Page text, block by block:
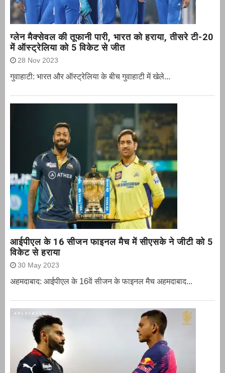
ग्‍लेन मैक्‍सेवल की तूफानी पारी, भारत को हराया, तीसरे टी-20
में ऑस्ट्रेलिया को 5 विकेट से जीत
28 Nov 2023
गुवाहाटी: भारत और ऑस्‍ट्रेलिया के बीच गुवाहाटी में खेले...
आईपीएल के 16 सीजन फाइनल मैच में सीएसके ने जीटी को 5
विकेट से हराया
30 May 2023
अहमदाबाद: आईपीएल के 16वें सीजन के फाइनल मैच अहमदाबाद...